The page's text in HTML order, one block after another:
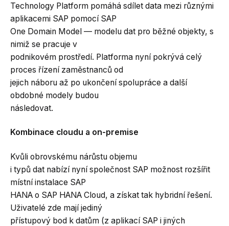
Technology Platform pomáhá sdílet data mezi různými
aplikacemi SAP pomocí SAP
One Domain Model — modelu dat pro běžné objekty, s
nimiž se pracuje v
podnikovém prostředí. Platforma nyní pokrývá celý
proces řízení zaměstnanců od
jejich náboru až po ukončení spolupráce a další
obdobné modely budou
následovat.
Kombinace cloudu a on-premise
Kvůli obrovskému nárůstu objemu
i typů dat nabízí nyní společnost SAP možnost rozšířit
místní instalace SAP
HANA o SAP HANA Cloud, a získat tak hybridní řešení.
Uživatelé zde mají jediný
přístupový bod k datům (z aplikací SAP i jiných